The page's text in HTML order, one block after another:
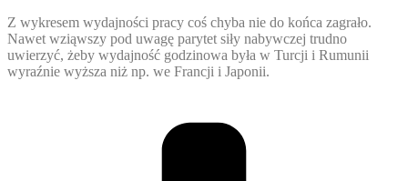
Z wykresem wydajności pracy coś chyba nie do końca zagrało.
Nawet wziąwszy pod uwagę parytet siły nabywczej trudno
uwierzyć, żeby wydajność godzinowa była w Turcji i Rumunii
wyraźnie wyższa niż np. we Francji i Japonii.